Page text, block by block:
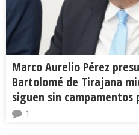
Marco Aurelio Pérez
Bartolomé de Tirajana
siguen sin campamentos
1